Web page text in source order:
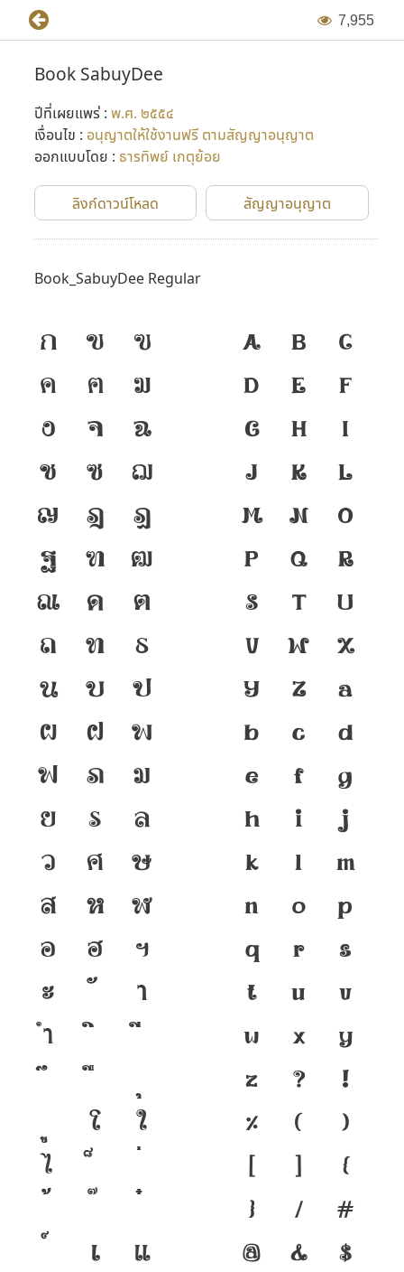
7,955
Book SabuyDee
ปีที่เผยแพร่ : พ.ศ. ๒๕๕๔
เงื่อนไข : อนุญาตให้ใช้งานฟรี ตามสัญญาอนุญาต
ออกแบบโดย : ธารทิพย์ เกตุย้อย
ลิงก์ดาวน์โหลด สัญญาอนุญาต
Book_SabuyDee Regular
ก ข ฃ
ค ฅ ฆ
ง จ ฉ
ช ซ ฌ
ญ ฎ ฏ
ฐ ฑ ฒ
ณ ด ต
ถ ท ธ
น บ ป
ผ ฝ พ
ฟ ภ ม
ย ร ล
ว ศ ษ
ส ห ฬ
อ ฮ ฯ
ะ า
ำ
โ ใ
ไ
เ แ
A B C
D E F
G H I
J K L
M N O
P Q R
S T U
V W X
Y Z a
b c d
e f g
h i j
k l m
n o p
q r s
t u v
w x y
z ? !
% ( )
[ ] {
} / #
@ & $